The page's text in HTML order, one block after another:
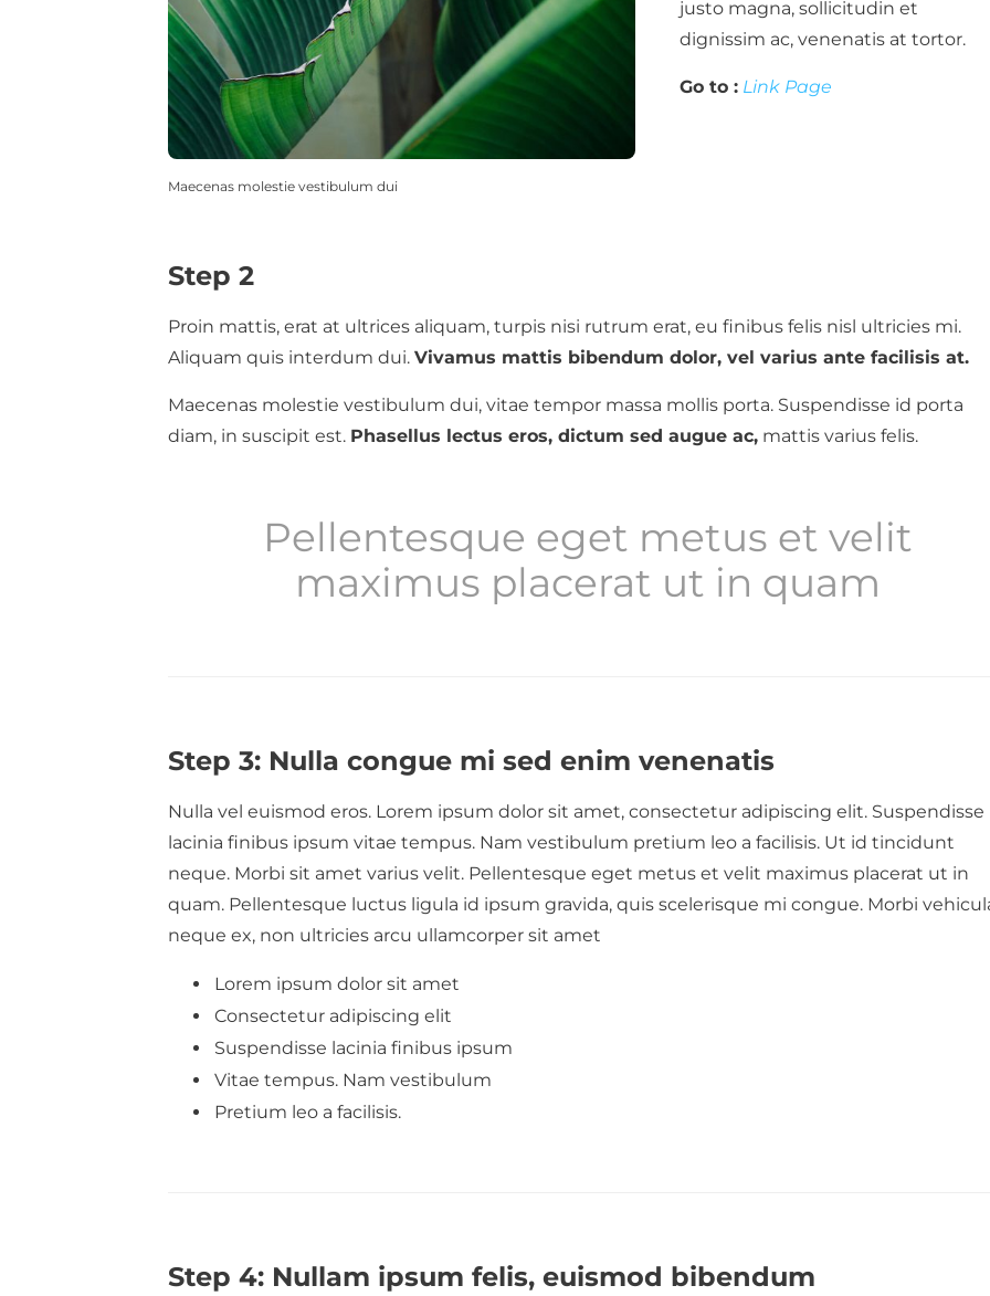
Maecenas molestie vestibulum dui
justo magna, sollicitudin et
dignissim ac, venenatis at tortor.
Go to : Link Page
Step 2
Proin mattis, erat at ultrices aliquam, turpis nisi rutrum erat, eu finibus felis nisl ultricies mi.
Aliquam quis interdum dui. Vivamus mattis bibendum dolor, vel varius ante facilisis at.
Maecenas molestie vestibulum dui, vitae tempor massa mollis porta. Suspendisse id porta
diam, in suscipit est. Phasellus lectus eros, dictum sed augue ac, mattis varius felis.
Pellentesque eget metus et velit
maximus placerat ut in quam
Step 3: Nulla congue mi sed enim venenatis
Nulla vel euismod eros. Lorem ipsum dolor sit amet, consectetur adipiscing elit. Suspendisse
lacinia finibus ipsum vitae tempus. Nam vestibulum pretium leo a facilisis. Ut id tincidunt
neque. Morbi sit amet varius velit. Pellentesque eget metus et velit maximus placerat ut in
quam. Pellentesque luctus ligula id ipsum gravida, quis scelerisque mi congue. Morbi
neque ex, non ultricies arcu ullamcorper sit amet
Lorem ipsum dolor sit amet
Consectetur adipiscing elit
Suspendisse lacinia finibus ipsum
Vitae tempus. Nam vestibulum
Pretium leo a facilisis.
Step 4: Nullam ipsum felis, euismod bibendum